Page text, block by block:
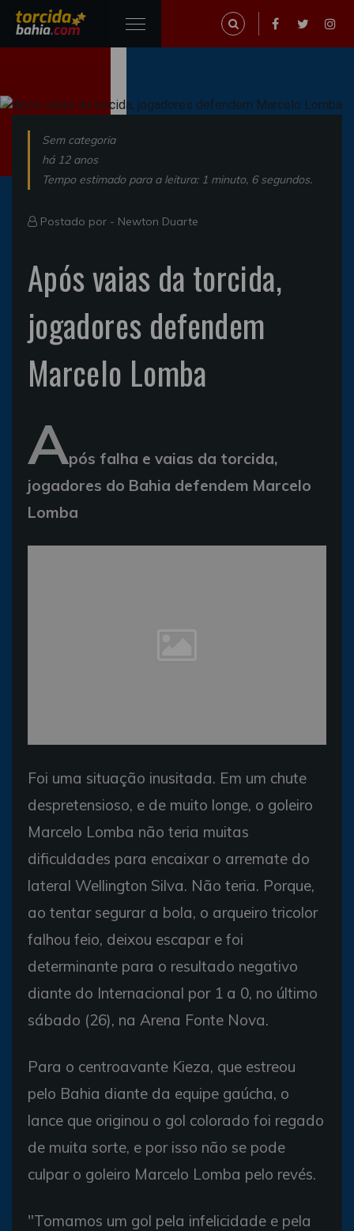
Sem categoria
há 12 anos
Tempo estimado para a leitura: 1 minuto, 6 segundos.
Postado por - Newton Duarte
Após vaias da torcida,
jogadores defendem
Marcelo Lomba
Após falha e vaias da torcida,
jogadores do Bahia defendem Marcelo
Lomba
Foi uma situação inusitada. Em um chute
despretensioso, e de muito longe, o goleiro
Marcelo Lomba não teria muitas
dificuldades para encaixar o arremate do
lateral Wellington Silva. Não teria. Porque,
ao tentar segurar a bola, o arqueiro tricolor
falhou feio, deixou escapar e foi
determinante para o resultado negativo
diante do Internacional por 1 a 0, no último
sábado (26), na Arena Fonte Nova.
Para o centroavante Kieza, que estreou
pelo Bahia diante da equipe gaúcha, o
lance que originou o gol colorado foi regado
de muita sorte, e por isso não se pode
culpar o goleiro Marcelo Lomba pelo revés.
"Tomamos um gol pela infelicidade e pela